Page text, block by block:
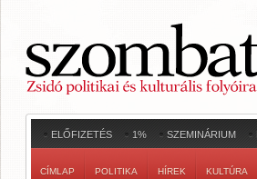
ELŐFIZETÉS 1% SZEMINÁRIUM
CÍMLAP POLITIKA HÍREK KULTÚRA